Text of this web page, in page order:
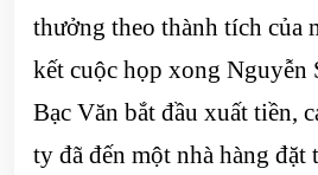
thưởng theo thành tích của
kết cuộc họp xong Nguyễn
Bạc Văn bắt đầu xuất tiền,
ty đã đến một nhà hàng đặt